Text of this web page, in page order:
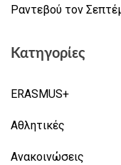
Ραντεβού τον
Κατηγορίες
ERASMUS+
Αθλητικές
Ανακοινώσεις